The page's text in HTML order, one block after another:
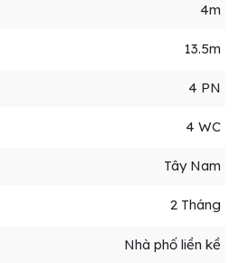
4m
13.5m
4 PN
4 WC
Tây Nam
2 Tháng
Nhà phố liền kề